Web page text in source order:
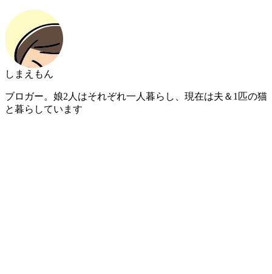
しまえもん
ブロガー。娘2人はそれぞれ一人暮らし、現在は夫＆1匹の猫
と暮らしています